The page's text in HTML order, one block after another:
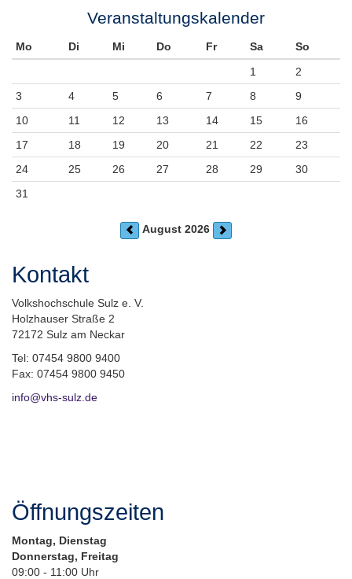
Veranstaltungskalender
Mo Di Mi Do Fr Sa
So
1
2
3
4 5 6 7 8
9
10
11 12 13 14 15
16
17
18 19 20 21 22
23
24
25 26 27 28 29
30
31
August 2026
Kontakt
Volkshochschule Sulz e. V.
Holzhauser Straße 2
72172 Sulz am Neckar
Tel: 07454 9800 9400
Fax: 07454 9800 9450
info@vhs-sulz.de
Öffnungszeiten
Montag, Dienstag
Donnerstag, Freitag
09:00 - 11:00 Uhr